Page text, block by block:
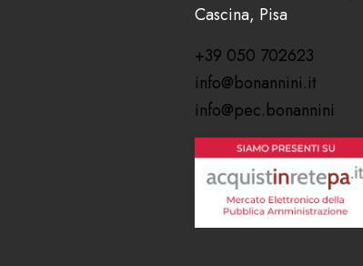
Cascina, Pisa
+39 050 702623
info@bonannini.it
info@pec.bonannini